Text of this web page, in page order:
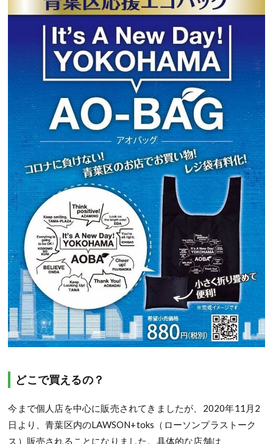
どこで買えるの？
今まで個人店を中心に販売されてきましたが、2020年11月2
日より、青葉区内のLAWSON+toks（ローソンプラストーク
ス）販売されることになりました。具体的な店舗は、